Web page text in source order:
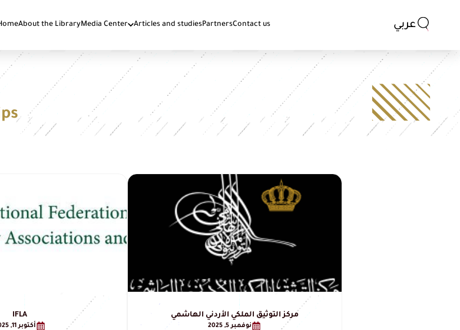
About the LibraryMedia Center Articles and studiesPartnersContact us عربي
IFLA
أكتوبر 11, 2025
مركز التوثيق الملكي الأردني الهاشمي
نوفمبر 5, 2025